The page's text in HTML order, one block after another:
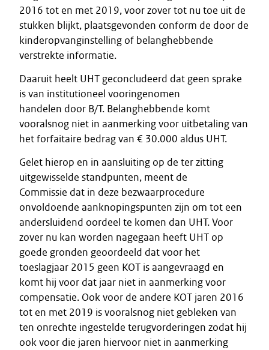
2016 tot en met 2019, voor zover tot nu toe uit de
stukken blijkt, plaatsgevonden conform de door de
kinderopvanginstelling of belanghebbende
verstrekte informatie.
Daaruit heelt UHT geconcludeerd dat geen sprake
is van institutioneel vooringenomen
handelen door B/T. Belanghebbende komt
vooralsnog niet in aanmerking voor uitbetaling van
het forfaitaire bedrag van € 30.000 aldus UHT.
Gelet hierop en in aansluiting op de ter zitting
uitgewisselde standpunten, meent de
Commissie dat in deze bezwaarprocedure
onvoldoende aanknopingspunten zijn om tot een
andersluidend oordeel te komen dan UHT. Voor
zover nu kan worden nagegaan heeft UHT op
goede gronden geoordeeld dat voor het
toeslagjaar 2015 geen KOT is aangevraagd en
komt hij voor dat jaar niet in aanmerking voor
compensatie. Ook voor de andere KOT jaren 2016
tot en met 2019 is vooralsnog niet gebleken van
ten onrechte ingestelde terugvorderingen zodat hij
ook voor die jaren hiervoor niet in aanmerking